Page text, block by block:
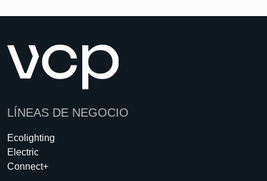
LÍNEAS DE NEGOCIO
Ecolighting
Electric
Connect+